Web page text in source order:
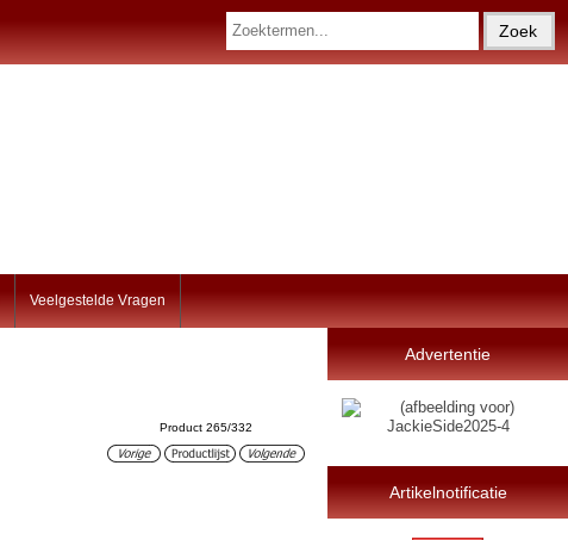
Veelgestelde Vragen
Product 265/332
Advertentie
Artikelnotificatie